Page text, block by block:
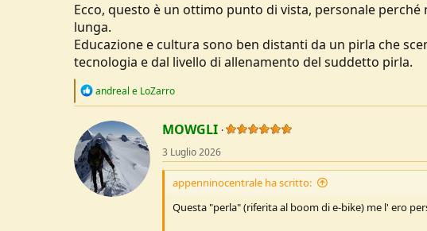
Ecco, questo è un ottimo punto di vista, personale
lunga.
Educazione e cultura sono ben distanti da un pirla che
tecnologia e dal livello di allenamento del suddetto pirla.
R
c
t
o
n
s
andreal e LoZarro
MOWGLI
3 Luglio 2026
appenninocentrale ha scritto:
Questa "perla" (riferita al boom di e-bike) me l' ero